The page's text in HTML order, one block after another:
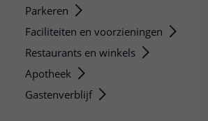
Parkeren
Faciliteiten en voorzieningen
Restaurants en winkels
Apotheek
Gastenverblijf